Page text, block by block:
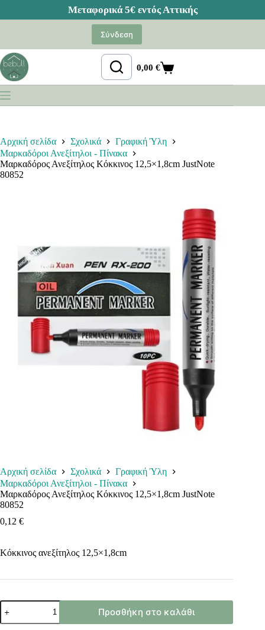
Σύνδεση
Καλάθι
Αγορών
0,00€
Αρχική σελίδα Σχολικά
Γραφική Ύλη
Μαρκαδόροι Ανεξίτηλοι - Πίνακα
Μαρκαδόρος Ανεξίτηλος Κόκκινος 12,5×1,8cm JustNote
80852
Αρχική σελίδα Σχολικά
Γραφική Ύλη
Μαρκαδόροι Ανεξίτηλοι - Πίνακα
Μαρκαδόρος Ανεξίτηλος Κόκκινος 12,5×1,8cm JustNote
80852
0,12 €
Κόκκινος ανεξίτηλος 12,5×1,8cm
Μαρκαδόρος
Ανεξίτηλος
Κόκκινος
Προσθήκη στο καλάθι